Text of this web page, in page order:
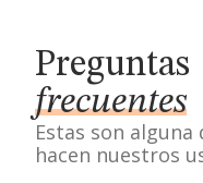
Preguntas
frecuentes
Estas son
hacen nuestros